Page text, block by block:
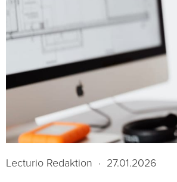
Lecturio Redaktion · 27.01.2026